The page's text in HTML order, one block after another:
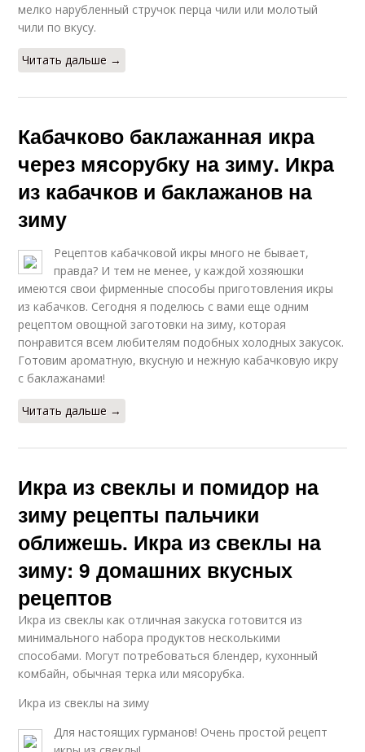
мелко нарубленный стручок перца чили или молотый
чили по вкусу.
Читать дальше →
Кабачково баклажанная икра
через мясорубку на зиму. Икра
из кабачков и баклажанов на
зиму
Рецептов кабачковой икры много не бывает,
правда? И тем не менее, у каждой хозяюшки
имеются свои фирменные способы приготовления икры
из кабачков. Сегодня я поделюсь с вами еще одним
рецептом овощной заготовки на зиму, которая
понравится всем любителям подобных холодных закусок.
Готовим ароматную, вкусную и нежную кабачковую икру
с баклажанами!
Читать дальше →
Икра из свеклы и помидор на
зиму рецепты пальчики
оближешь. Икра из свеклы на
зиму: 9 домашних вкусных
рецептов
Икра из свеклы как отличная закуска готовится из
минимального набора продуктов несколькими
способами. Могут потребоваться блендер, кухонный
комбайн, обычная терка или мясорубка.
Икра из свеклы на зиму
Для настоящих гурманов! Очень простой рецепт